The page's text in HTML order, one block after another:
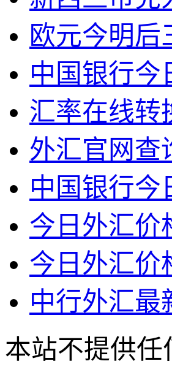
欧元今明后
中国银行今
汇率在线转
外汇官网查
中国银行今
今日外汇价
今日外汇价
中行外汇最
本站不提供